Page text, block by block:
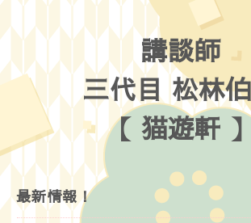
講談師
三代目 松林
【 猫遊軒
最新情報！